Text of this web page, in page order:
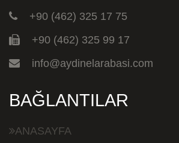
+90 (462) 325 17 75
+90 (462) 325 99 17
info@aydinelarabasi.com
BAĞLANTILAR
ANASAYFA